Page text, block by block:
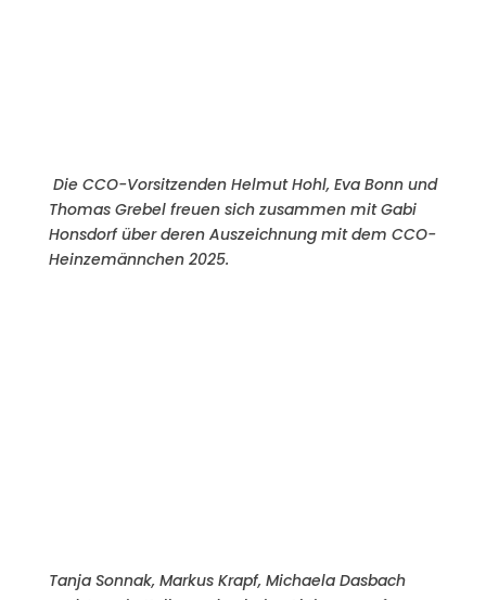
Die CCO-Vorsitzenden Helmut Hohl, Eva Bonn und
Thomas Grebel freuen sich zusammen mit Gabi
Honsdorf über deren Auszeichnung mit dem CCO-
Heinzemännchen 2025.
Tanja Sonnak, Markus Krapf, Michaela Dasbach